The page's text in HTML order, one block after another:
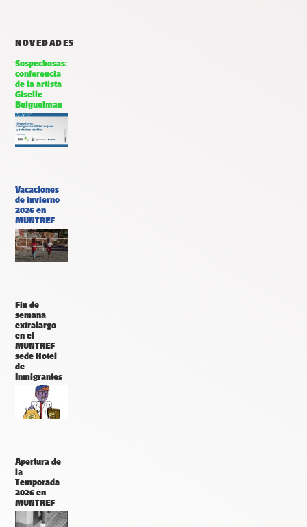
NOVEDADES
Sospechosas:
conferencia
de la artista
Giselle
Beiguelman
Vacaciones
de invierno
2026 en
MUNTREF
Fin de
semana
extralargo
en el
MUNTREF
sede Hotel
de
Inmigrantes
Apertura de
la
Temporada
2026 en
MUNTREF